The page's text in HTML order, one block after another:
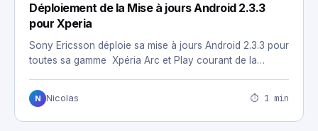
Déploiement de la Mise à jours Android 2.3.3
pour Xperia
Sony Ericsson déploie sa mise à jours Android 2.3.3 pour
toutes sa gamme Xpéria Arc et Play courant de la…
N Nicolas ⏱ 1 min